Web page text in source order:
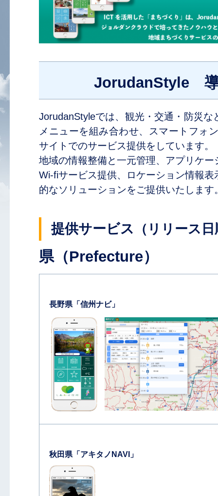
JorudanStyle 導
JorudanStyleでは、観光・交通・防災
メニューを組み合わせ、スマートフォ
サイトでのサービス提供をしています。
地域の情報整備と一元管理、アプリケ
Wi-fiサービス提供、ロケーション情報
的なソリューションをご提供いたします
提供サービス （リリース
県（Prefecture）
長野県「信州ナビ」
秋田県「アキタノNAVI」